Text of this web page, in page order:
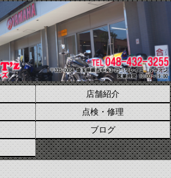
店舗紹介
点検・修理
ブログ